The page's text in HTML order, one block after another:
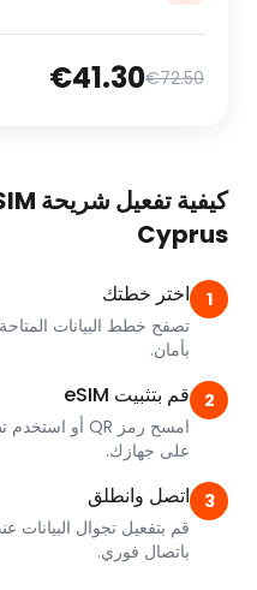
€72.50
€41.30
Cyprus
1 اختر خطتك
بأمان.
2 قم بتثبيت eSIM
على جهازك.
3 اتصل وانطلق
باتصال فوري.